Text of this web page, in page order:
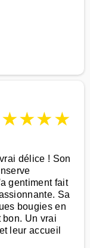
★★★★
délice ! Son
gentiment fait
Sa
bougies en
Un vrai
leur accueil